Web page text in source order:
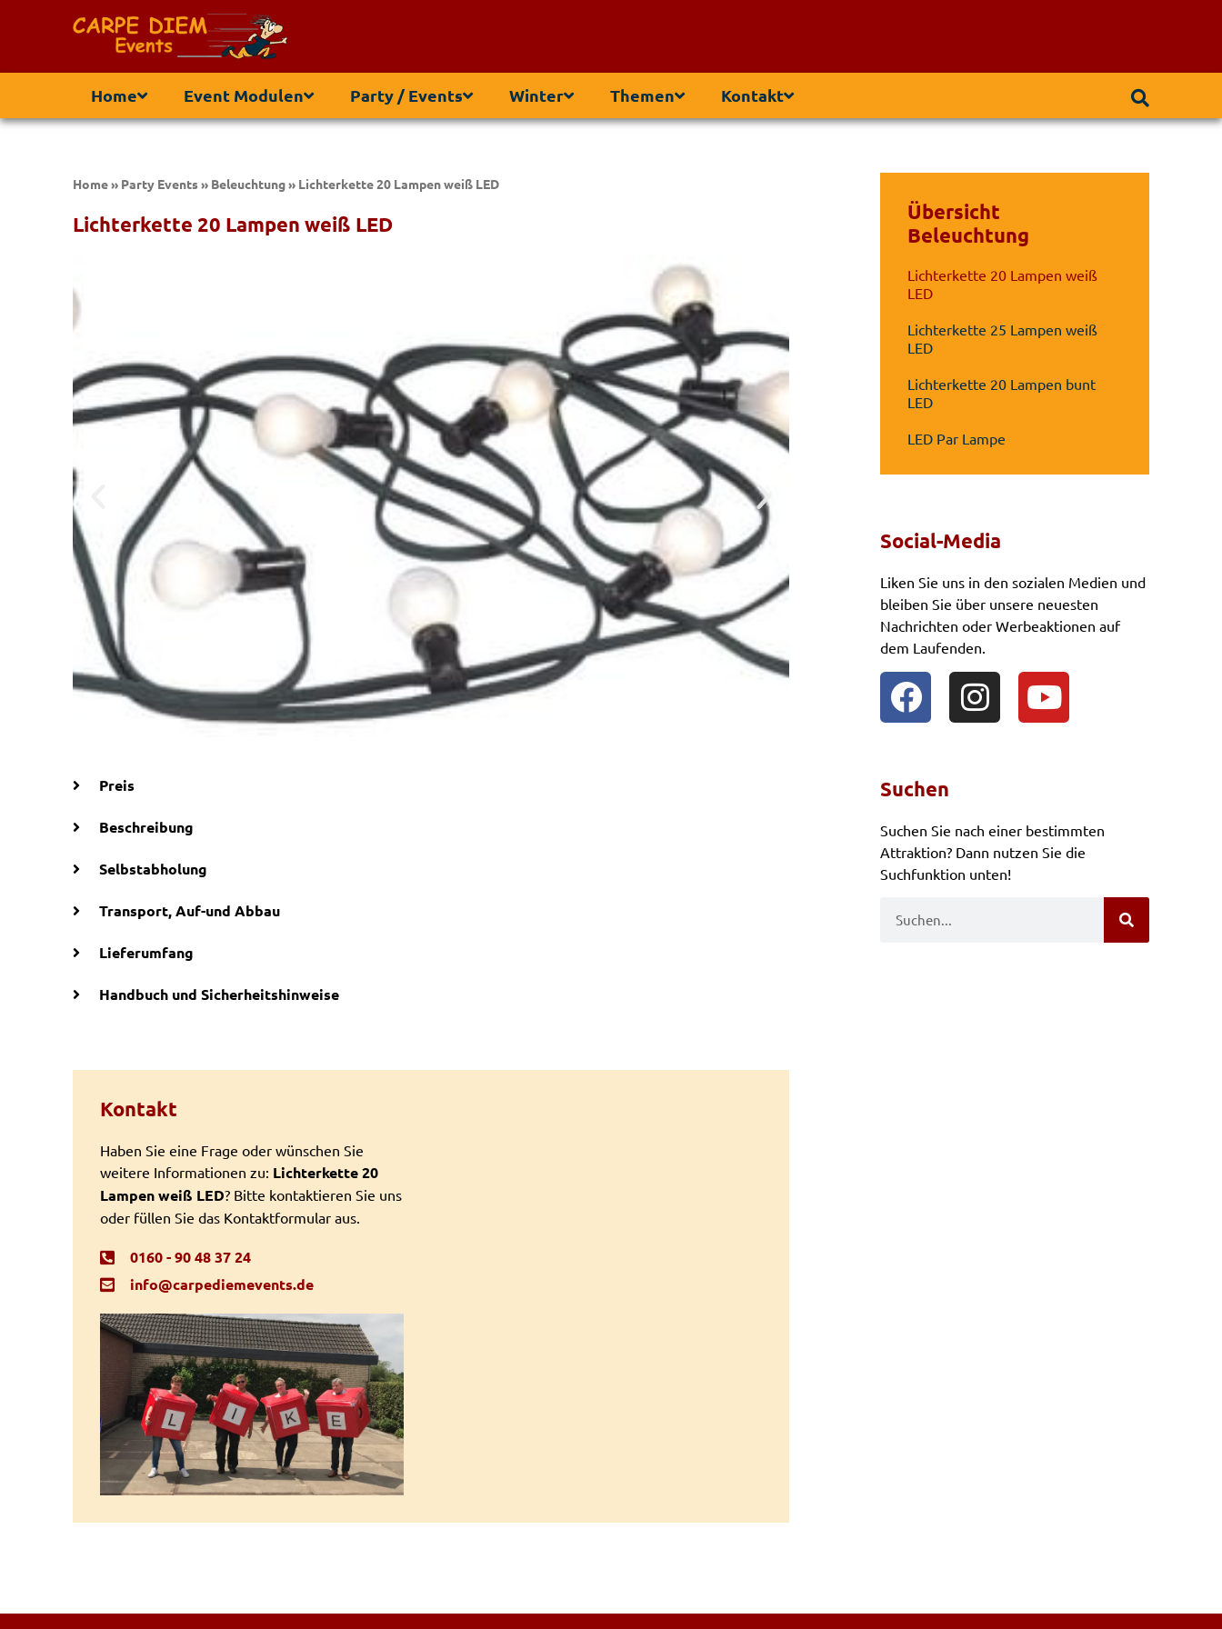
Home Event Modulen Party / Events Winter Themen Kontakt
Home» Party Events» Beleuchtung» Lichterkette 20 Lampen weiß LED
Lichterkette 20 Lampen weiß LED
Preis
Beschreibung
Selbstabholung
Transport, Auf-und Abbau
Lieferumfang
Handbuch und Sicherheitshinweise
Kontakt
Haben Sie eine Frage oder wünschen Sie
weitere Informationen zu: Lichterkette 20
Lampen weiß LED? Bitte kontaktieren Sie uns
oder füllen Sie das Kontaktformular aus.
0160 - 90 48 37 24
info@carpediemevents.de
Übersicht
Beleuchtung
Lichterkette 20 Lampen weiß
LED
Lichterkette 25 Lampen weiß
LED
Lichterkette 20 Lampen bunt
LED
LED Par Lampe
Social-Media
Liken Sie uns in den sozialen Medien und
bleiben Sie über unsere neuesten
Nachrichten oder Werbeaktionen auf
dem Laufenden.
Suchen
Suchen Sie nach einer bestimmten
Attraktion? Dann nutzen Sie die
Suchfunktion unten!